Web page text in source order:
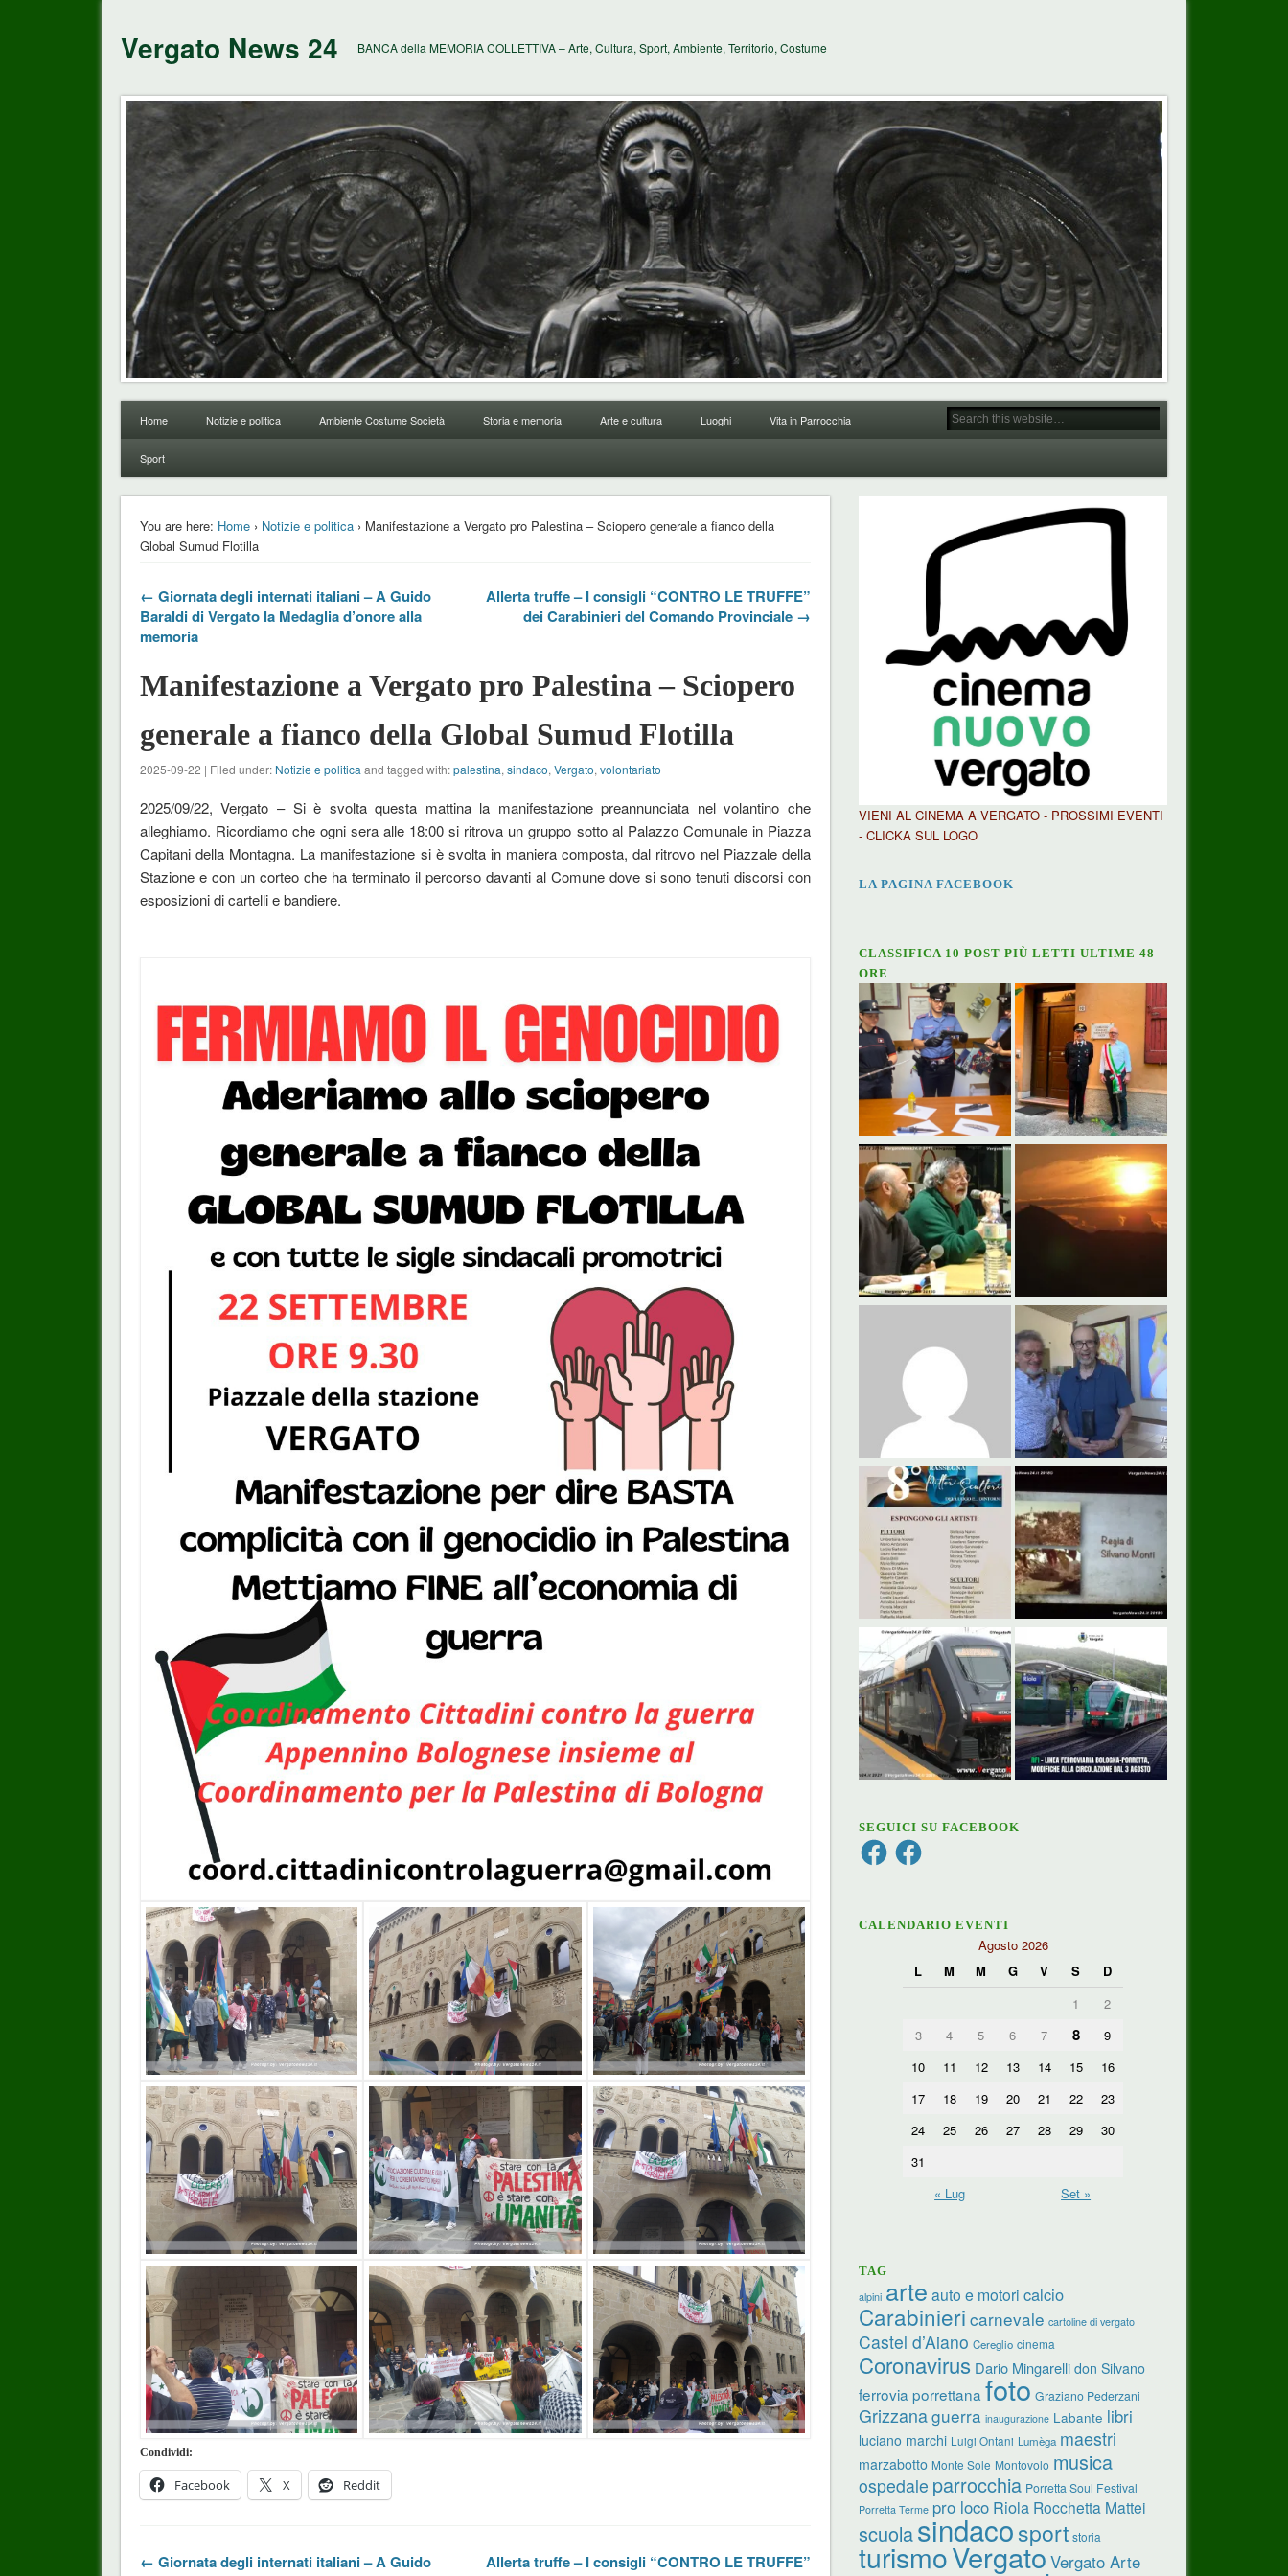
Vergato News 24 BANCA della MEMORIA COLLETTIVA – Arte, Cultura, Sport, Ambiente, Territorio, Costume
Home Notizie e politica Ambiente Costume Società Storia e memoria Arte e cultura Luoghi Vita in Parrocchia
Sport
You are here: Home› Notizie e politica› Manifestazione a Vergato pro Palestina – Sciopero generale a fianco della
Global Sumud Flotilla
← Giornata degli internati italiani – A Guido
Baraldi di Vergato la Medaglia d’onore alla
memoria
Allerta truffe – I consigli “CONTRO LE TRUFFE”
dei Carabinieri del Comando Provinciale →
Manifestazione a Vergato pro Palestina – Sciopero
generale a fianco della Global Sumud Flotilla
2025-09-22 | Filed under: Notizie e politica and tagged with:palestina, sindaco, Vergato, volontariato
2025/09/22, Vergato – Si è svolta questa mattina la manifestazione preannunciata nel volantino che
alleghiamo. Ricordiamo che ogni sera alle 18:00 si ritrova un gruppo sotto al Palazzo Comunale in Piazza
Capitani della Montagna. La manifestazione si è svolta in maniera composta, dal ritrovo nel Piazzale della
Stazione e con un corteo che ha terminato il percorso davanti al Comune dove si sono tenuti discorsi con
esposizioni di cartelli e bandiere.
Condividi:
Facebook X Reddit
← Giornata degli internati italiani – A Guido
Allerta truffe – I consigli “CONTRO LE TRUFFE”
VIENI AL CINEMA A VERGATO - PROSSIMI EVENTI
- CLICKA SUL LOGO
LA PAGINA FACEBOOK
CLASSIFICA 10 POST PIÙ LETTI ULTIME 48
ORE
SEGUICI SU FACEBOOK
FacebookFacebook
CALENDARIO EVENTI
Agosto 2026
L
M M G V S
D
1
2
3
4 5 6 7 8
9
10
11 12 13 14 15
16
17
18 19 20 21 22
23
24
25 26 27 28 29
30
31
« Lug
Set »
TAG
alpini arte auto e motori calcio
Carabinieri carnevale cartoline di vergato
Castel d’Aiano Cereglio cinema
Coronavirus Dario Mingarelli don Silvano
ferrovia porrettana foto Graziano Pederzani
Grizzanaguerra inaugurazione Labante libri
luciano marchi Luigi Ontani Lumèga maestri
marzabotto Monte Sole Montovolo musica
ospedale parrocchia Porretta Soul Festival
Porretta Terme pro loco Riola Rocchetta Mattei
scuolasindacosport storia
turismoVergato Vergato Arte